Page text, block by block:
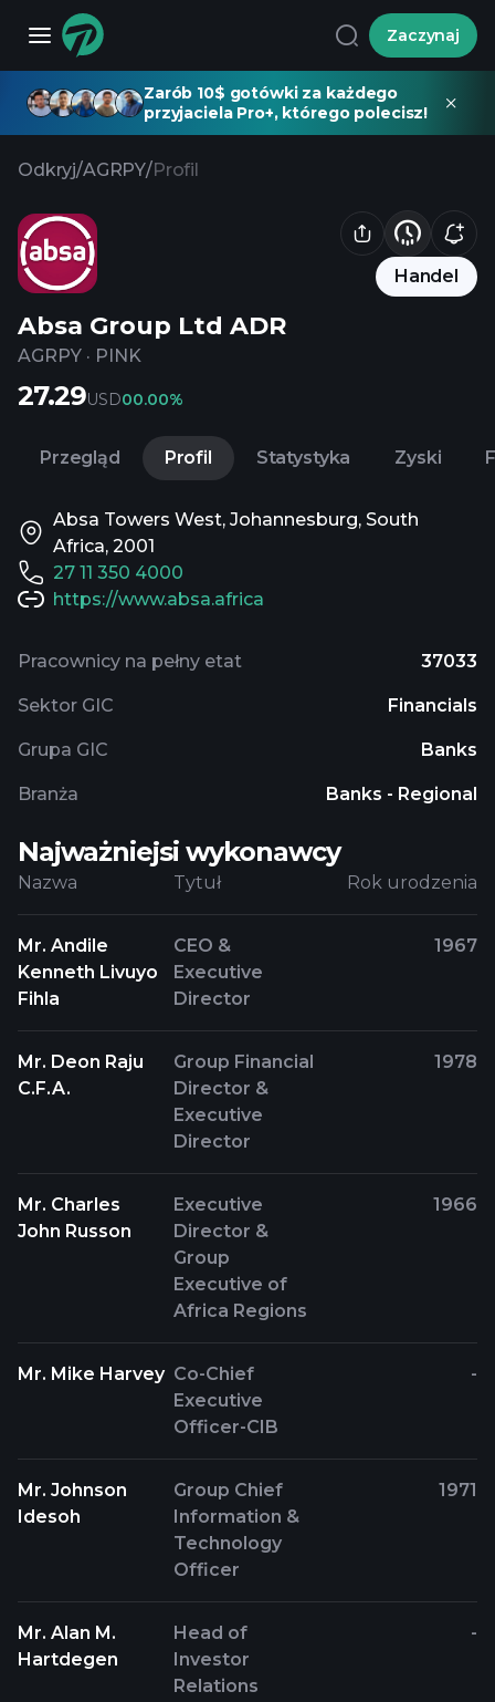
Zaczynaj
Zarób 10$ gotówki za każdego
przyjaciela Pro+, którego polecisz!
Odkryj/AGRPY/Profil
Handel
Absa Group Ltd ADR
AGRPY · PINK
27.29USD00.00%
Przegląd Profil Statystyka Zyski
Absa Towers West, Johannesburg, South
Africa, 2001
27 11 350 4000
https://www.absa.africa
Pracownicy na pełny etat 37033
Sektor GIC Financials
Grupa GIC Banks
Branża Banks - Regional
Najważniejsi wykonawcy
Nazwa Tytuł Rok urodzenia
Mr. Andile
Kenneth Livuyo
Fihla
CEO &
Executive
Director
1967
Mr. Deon Raju
C.F.A.
Group Financial
Director &
Executive
Director
1978
Mr. Charles
John Russon
Executive
Director &
Group
Executive of
Africa Regions
1966
Mr. Mike Harvey Co-Chief
Executive
Officer-CIB
-
Mr. Johnson
Idesoh
Group Chief
Information &
Technology
Officer
1971
Mr. Alan M.
Hartdegen
Head of
Investor
Relations
-